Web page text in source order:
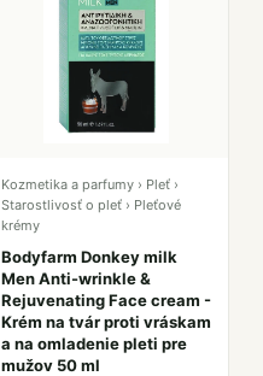
Kozmetika a parfumy › Pleť ›
Starostlivosť o pleť › Pleťové
krémy
Bodyfarm Donkey milk
Men Anti-wrinkle &
Rejuvenating Face cream -
Krém na tvár proti vráskam
a na omladenie pleti pre
mužov 50 ml